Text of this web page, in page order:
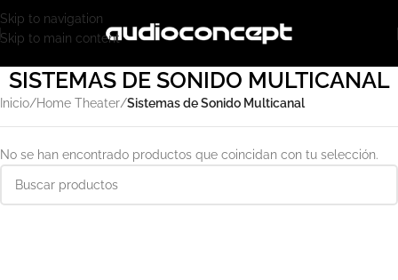
Skip to navigation
Skip to main content
SISTEMAS DE SONIDO MULTICANAL
Inicio/Home Theater/Sistemas de Sonido Multicanal
No se han encontrado productos que coincidan con tu selección.